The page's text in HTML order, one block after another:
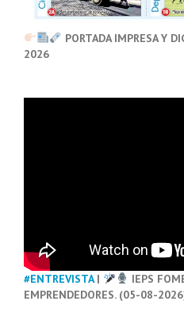
PORTADA IMPRESA Y
2026
#ENTREVISTA|
IEPS
EMPRENDEDORES. (05-08-